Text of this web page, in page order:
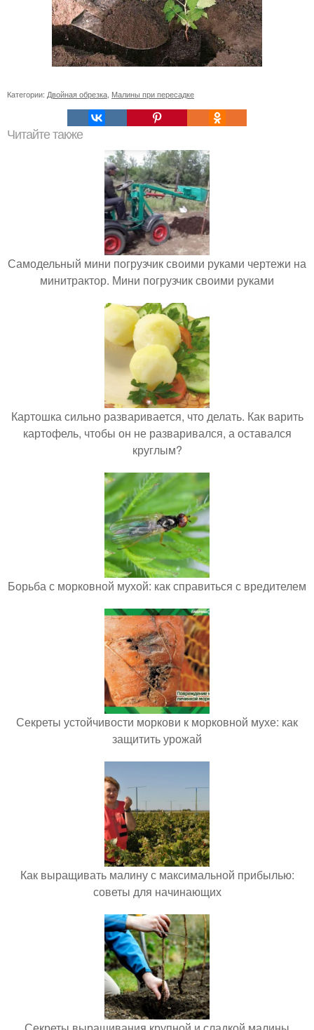
Категории: Двойная обрезка Малины при пересадке
Читайте также
Самодельный мини погрузчик своими руками чертежи на
минитрактор. Мини погрузчик своими руками
Картошка сильно разваривается, что делать. Как варить
картофель, чтобы он не разваривался, а оставался
круглым?
Борьба с морковной мухой: как справиться с вредителем
Секреты устойчивости моркови к морковной мухе: как
защитить урожай
Как выращивать малину с максимальной прибылью:
советы для начинающих